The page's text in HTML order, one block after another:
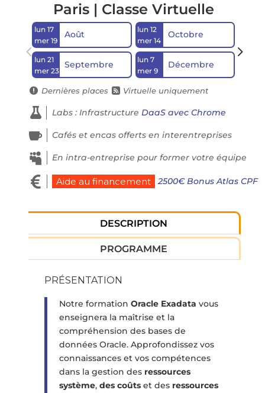
Paris | Classe Virtuelle
lun 17
mer 19
Août
lun 21
mer 23
Septembre
lun 12
mer 14
Octobre
lun 7
mer 9
Décembre
 Dernières places  Virtuelle uniquement
 Labs : Infrastructure DaaS avec Chrome
 Cafés et encas offerts en interentreprises
 En intra-entreprise pour former votre équipe
 Aide au financement 2500€ Bonus Atlas CPF
DESCRIPTION
PROGRAMME
PRÉSENTATION
Notre formation Oracle Exadata vous
enseignera la maîtrise et la
compréhension des bases de
données Oracle. Approfondissez vos
connaissances et vos compétences
dans la gestion des ressources
système, des coûts et des ressources